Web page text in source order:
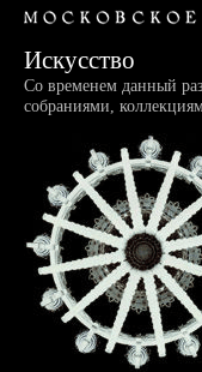
Искусство
Со временем данный
собраниями,